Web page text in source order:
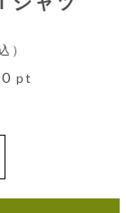
）
pt